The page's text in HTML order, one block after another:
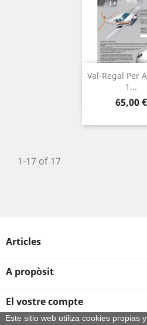
Val-Regal Per
1...
Preu
65,00 €
1-17 of 17
Articles
A propòsit
El vostre compte
Este sitio web utiliza cookies propias